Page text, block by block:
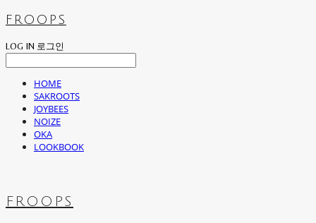
FROOPS
LOG IN 로그인
HOME
SAKROOTS
JOYBEES
NOIZE
OKA
LOOKBOOK
FROOPS